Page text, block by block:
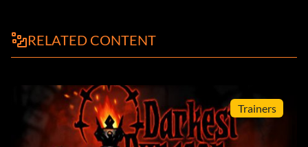
RELATED CONTENT
Trainers